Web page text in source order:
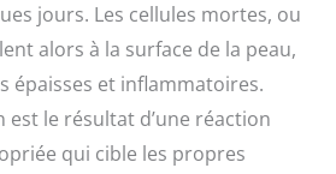
jours. Les cellules mortes, ou
alors à la surface de la peau,
épaisses et inflammatoires.
le résultat d’une réaction
qui cible les propres